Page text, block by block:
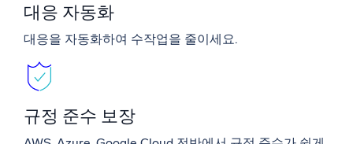
대응 자동화
대응을 자동화하여 수작업을 줄이세요.
규정 준수 보장